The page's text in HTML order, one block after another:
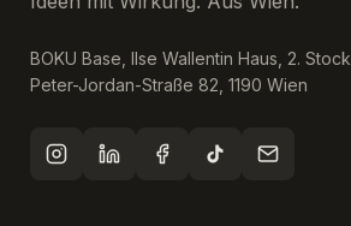
BOKU Base, Ilse Wallentin Haus, 2. Stock
Peter-Jordan-Straße 82, 1190 Wien